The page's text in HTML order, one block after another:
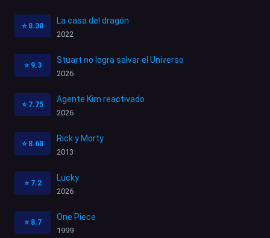
⭐ 8.38
La casa del dragón
2022
⭐ 9.3
Stuart no logra salvar el Universo
2026
⭐ 7.75
Agente Kim reactivado
2026
⭐ 8.68
Rick y Morty
2013
⭐ 7.2
Lucky
2026
⭐ 8.7
One Piece
1999